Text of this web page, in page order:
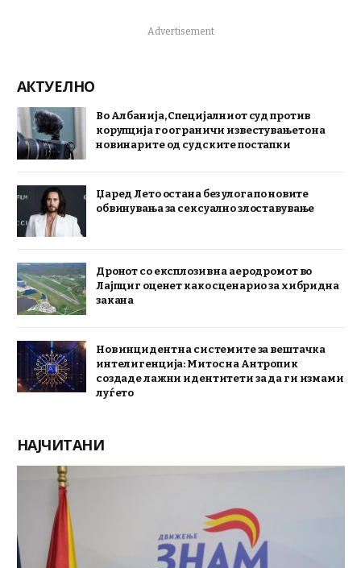
Advertisement
АКТУЕЛНО
Во Албанија, Специјалниот суд против
корупција го ограничи известувањето на
новинарите од судските постапки
Џаред Лето остана без улога по новите
обвинувања за сексуално злоставување
Дронот со експлозив на аеродромот во
Лајпциг оценет како сценарио за хибридна
закана
Нов инцидент на системите за вештачка
интелигенција: Митос на Антропик
создаде лажни идентитети за да ги измами
луѓето
НАЈЧИТАНИ